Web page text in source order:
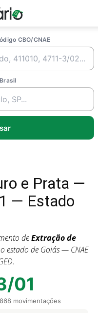
CBO/CNAE
e Prata —
— Estado
deExtração de
estado de Goiás — CNAE
01
movimentações